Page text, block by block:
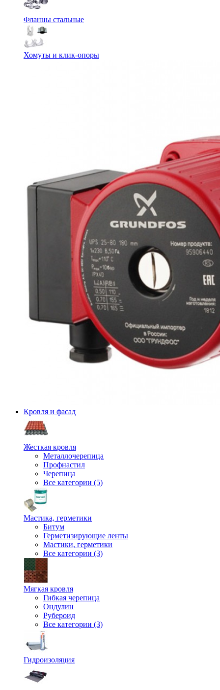
Фланцы стальные
Хомуты и клик-опоры
Кровля и фасад
Жесткая кровля
Металлочерепица
Профнастил
Черепица
Все категории (5)
Мастика, герметики
Битум
Герметизирующие ленты
Мастики, герметики
Все категории (3)
Мягкая кровля
Гибкая черепица
Ондулин
Рубероид
Все категории (3)
Гидроизоляция